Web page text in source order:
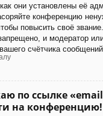
они установлены её
конференцию
повысить своё
и модератор
счётчика сообщений.
по ссылке
на конференцию!